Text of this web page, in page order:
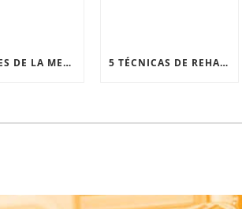
ALCANCES DE LA MEDICINA DE REHABILITACIÓN 5 TÉCNICAS DE REHABILITACIÓN PARA AYUDAR A PACIENTES CRÍTICOS